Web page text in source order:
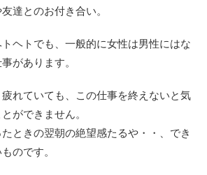
達とのお付き合い。
ヘトでも、一般的に女性は男性にはな
があります。
れていても、この仕事を終えないと気
ができません。
ときの翌朝の絶望感たるや・・、でき
のです。